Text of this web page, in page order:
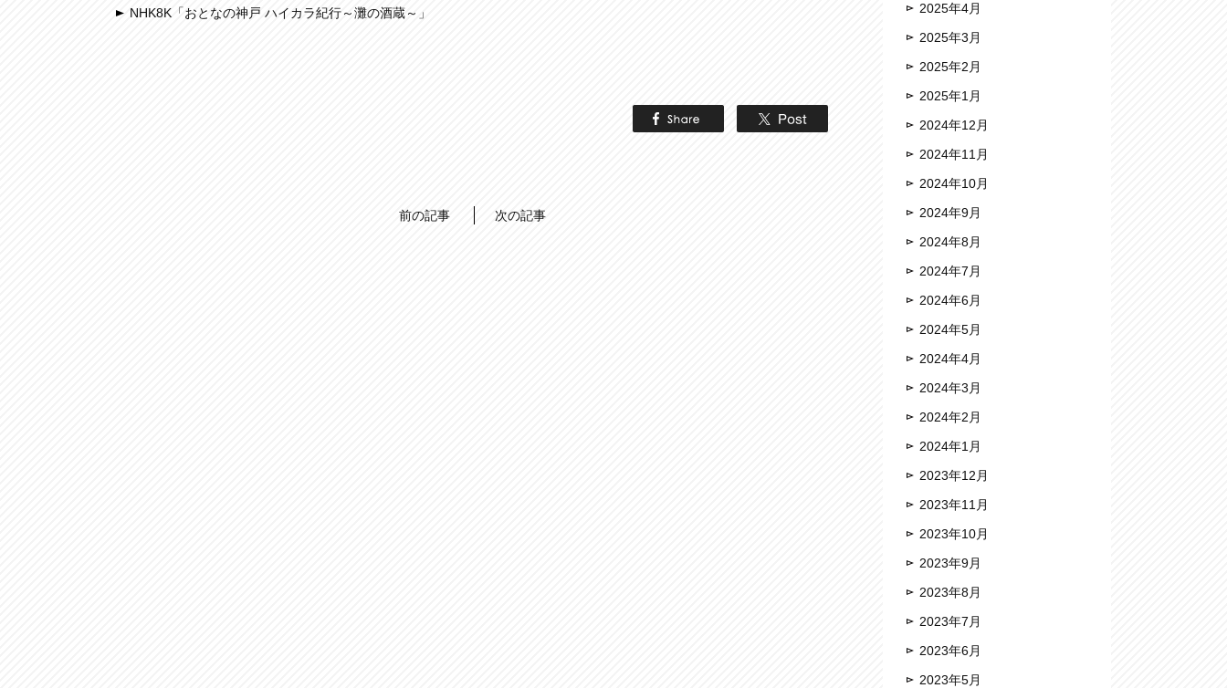
NHK8K「おとなの神戸 ハイカラ紀行～灘の酒蔵～」
前の記事 次の記事
2025年4月
2025年3月
2025年2月
2025年1月
2024年12月
2024年11月
2024年10月
2024年9月
2024年8月
2024年7月
2024年6月
2024年5月
2024年4月
2024年3月
2024年2月
2024年1月
2023年12月
2023年11月
2023年10月
2023年9月
2023年8月
2023年7月
2023年6月
2023年5月